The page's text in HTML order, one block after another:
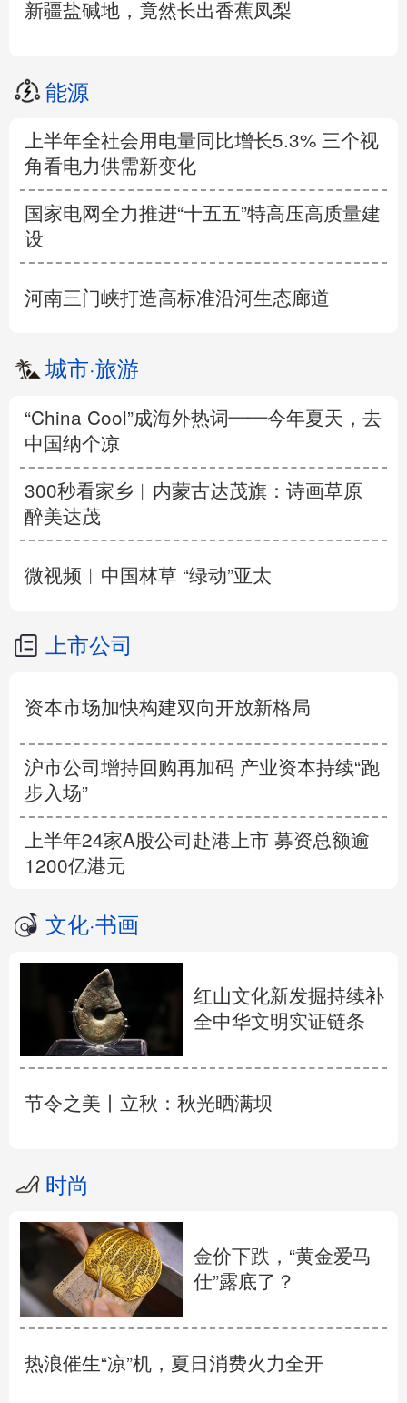
新疆盐碱地，竟然长出香蕉凤梨
能源
上半年全社会用电量同比增长5.3% 三个视
角看电力供需新变化
国家电网全力推进“十五五”特高压高质量建
设
河南三门峡打造高标准沿河生态廊道
城市·旅游
“China Cool”成海外热词——今年夏天，去
中国纳个凉
300秒看家乡︱内蒙古达茂旗：诗画草原
醉美达茂
微视频︱中国林草 “绿动”亚太
上市公司
资本市场加快构建双向开放新格局
沪市公司增持回购再加码 产业资本持续“跑
步入场”
上半年24家A股公司赴港上市 募资总额逾
1200亿港元
文化·书画
红山文化新发掘持续补
全中华文明实证链条
节令之美丨立秋：秋光晒满坝
时尚
金价下跌，“黄金爱马
仕”露底了？
热浪催生“凉”机，夏日消费火力全开